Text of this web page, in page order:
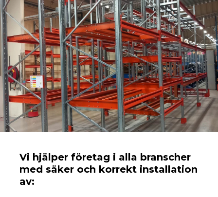
Vi hjälper företag i alla branscher
med säker och korrekt installation
av: